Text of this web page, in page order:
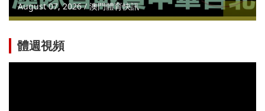
August 07, 2026 澳門體育快訊
體週視頻